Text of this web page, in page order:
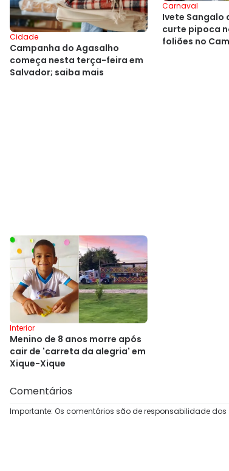
Cidade
Campanha do Agasalho
começa nesta terça-feira em
Salvador; saiba mais
Carnaval
Ivete Sangalo
curte pipoca
foliões no
Interior
Menino de 8 anos morre após
cair de 'carreta da alegria' em
Xique-Xique
Comentários
Importante: Os comentários são de responsabilidade